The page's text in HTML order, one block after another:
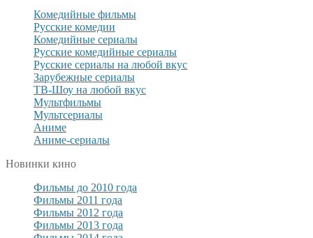
Комедийные фильмы
Русские комедии
Комедийные сериалы
Русские комедийные сериалы
Русские сериалы на любой вкус
Зарубежные сериалы
ТВ-Шоу на любой вкус
Мультфильмы
Мультсериалы
Аниме
Аниме-сериалы
Новинки кино
Фильмы до 2010 года
Фильмы 2011 года
Фильмы 2012 года
Фильмы 2013 года